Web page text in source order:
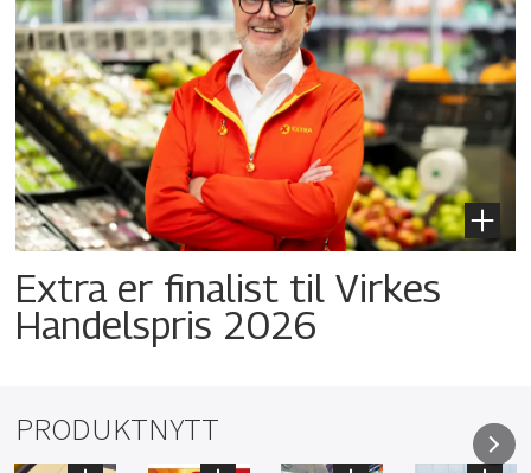
Extra er finalist til Virkes
Handelspris 2026
PRODUKTNYTT